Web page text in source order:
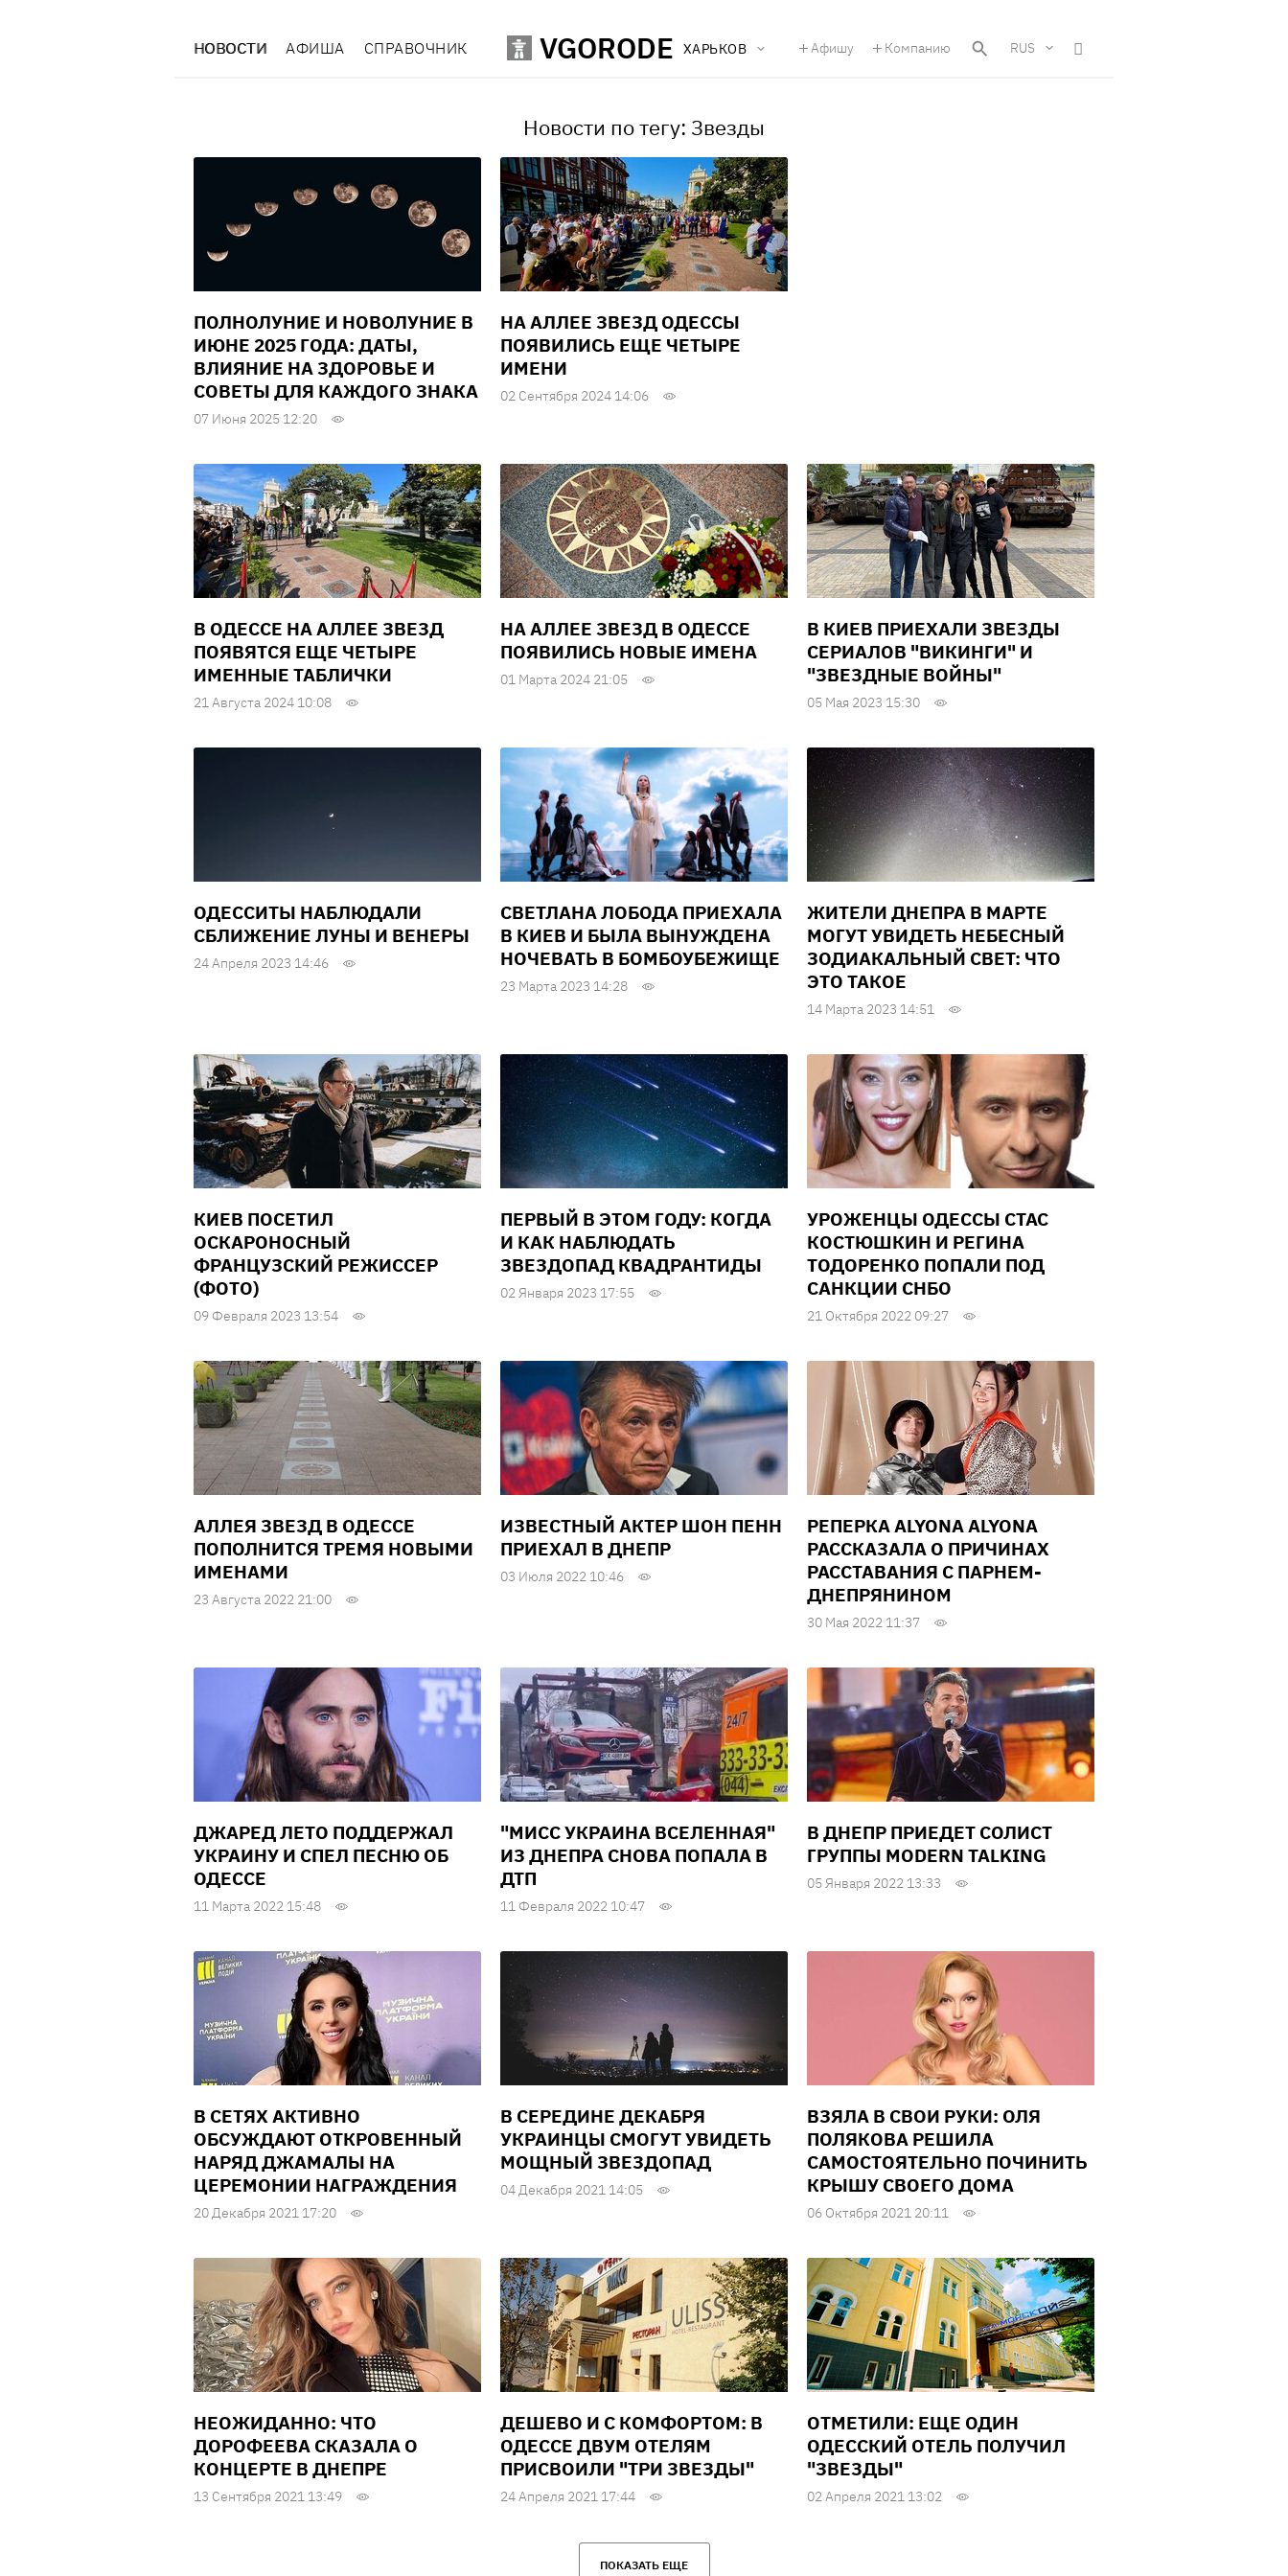
НОВОСТИ АФИША СПРАВОЧНИК VGORODE ХАРЬКОВ Афишу Компанию RUS
Новости по тегу: Звезды
ПОЛНОЛУНИЕ И НОВОЛУНИЕ В
ИЮНЕ 2025 ГОДА: ДАТЫ,
ВЛИЯНИЕ НА ЗДОРОВЬЕ И
СОВЕТЫ ДЛЯ КАЖДОГО ЗНАКА
07 Июня 2025 12:20
НА АЛЛЕЕ ЗВЕЗД ОДЕССЫ
ПОЯВИЛИСЬ ЕЩЕ ЧЕТЫРЕ
ИМЕНИ
02 Сентября 2024 14:06
В ОДЕССЕ НА АЛЛЕЕ ЗВЕЗД
ПОЯВЯТСЯ ЕЩЕ ЧЕТЫРЕ
ИМЕННЫЕ ТАБЛИЧКИ
21 Августа 2024 10:08
НА АЛЛЕЕ ЗВЕЗД В ОДЕССЕ
ПОЯВИЛИСЬ НОВЫЕ ИМЕНА
01 Марта 2024 21:05
В КИЕВ ПРИЕХАЛИ ЗВЕЗДЫ
СЕРИАЛОВ "ВИКИНГИ" И
"ЗВЕЗДНЫЕ ВОЙНЫ"
05 Мая 2023 15:30
ОДЕССИТЫ НАБЛЮДАЛИ
СБЛИЖЕНИЕ ЛУНЫ И ВЕНЕРЫ
24 Апреля 2023 14:46
СВЕТЛАНА ЛОБОДА ПРИЕХАЛА
В КИЕВ И БЫЛА ВЫНУЖДЕНА
НОЧЕВАТЬ В БОМБОУБЕЖИЩЕ
23 Марта 2023 14:28
ЖИТЕЛИ ДНЕПРА В МАРТЕ
МОГУТ УВИДЕТЬ НЕБЕСНЫЙ
ЗОДИАКАЛЬНЫЙ СВЕТ: ЧТО
ЭТО ТАКОЕ
14 Марта 2023 14:51
КИЕВ ПОСЕТИЛ
ОСКАРОНОСНЫЙ
ФРАНЦУЗСКИЙ РЕЖИССЕР
(ФОТО)
09 Февраля 2023 13:54
ПЕРВЫЙ В ЭТОМ ГОДУ: КОГДА
И КАК НАБЛЮДАТЬ
ЗВЕЗДОПАД КВАДРАНТИДЫ
02 Января 2023 17:55
УРОЖЕНЦЫ ОДЕССЫ СТАС
КОСТЮШКИН И РЕГИНА
ТОДОРЕНКО ПОПАЛИ ПОД
САНКЦИИ СНБО
21 Октября 2022 09:27
АЛЛЕЯ ЗВЕЗД В ОДЕССЕ
ПОПОЛНИТСЯ ТРЕМЯ НОВЫМИ
ИМЕНАМИ
23 Августа 2022 21:00
ИЗВЕСТНЫЙ АКТЕР ШОН ПЕНН
ПРИЕХАЛ В ДНЕПР
03 Июля 2022 10:46
РЕПЕРКА ALYONA ALYONA
РАССКАЗАЛА О ПРИЧИНАХ
РАССТАВАНИЯ С ПАРНЕМ-
ДНЕПРЯНИНОМ
30 Мая 2022 11:37
ДЖАРЕД ЛЕТО ПОДДЕРЖАЛ
УКРАИНУ И СПЕЛ ПЕСНЮ ОБ
ОДЕССЕ
11 Марта 2022 15:48
"МИСС УКРАИНА ВСЕЛЕННАЯ"
ИЗ ДНЕПРА СНОВА ПОПАЛА В
ДТП
11 Февраля 2022 10:47
В ДНЕПР ПРИЕДЕТ СОЛИСТ
ГРУППЫ MODERN TALKING
05 Января 2022 13:33
В СЕТЯХ АКТИВНО
ОБСУЖДАЮТ ОТКРОВЕННЫЙ
НАРЯД ДЖАМАЛЫ НА
ЦЕРЕМОНИИ НАГРАЖДЕНИЯ
20 Декабря 2021 17:20
В СЕРЕДИНЕ ДЕКАБРЯ
УКРАИНЦЫ СМОГУТ УВИДЕТЬ
МОЩНЫЙ ЗВЕЗДОПАД
04 Декабря 2021 14:05
ВЗЯЛА В СВОИ РУКИ: ОЛЯ
ПОЛЯКОВА РЕШИЛА
САМОСТОЯТЕЛЬНО ПОЧИНИТЬ
КРЫШУ СВОЕГО ДОМА
06 Октября 2021 20:11
НЕОЖИДАННО: ЧТО
ДОРОФЕЕВА СКАЗАЛА О
КОНЦЕРТЕ В ДНЕПРЕ
13 Сентября 2021 13:49
ДЕШЕВО И С КОМФОРТОМ: В
ОДЕССЕ ДВУМ ОТЕЛЯМ
ПРИСВОИЛИ "ТРИ ЗВЕЗДЫ"
24 Апреля 2021 17:44
ОТМЕТИЛИ: ЕЩЕ ОДИН
ОДЕССКИЙ ОТЕЛЬ ПОЛУЧИЛ
"ЗВЕЗДЫ"
02 Апреля 2021 13:02
ПОКАЗАТЬ ЕЩЕ